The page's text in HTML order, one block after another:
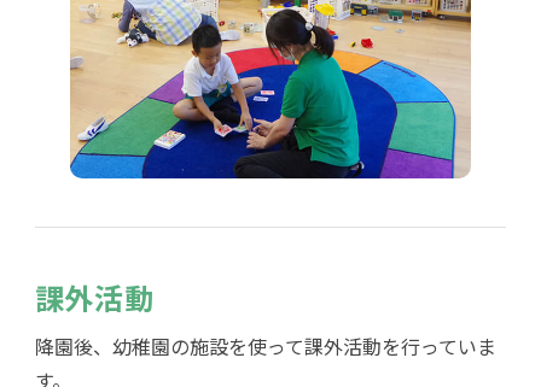
課外活動
降園後、幼稚園の施設を使って課外活動を行っていま
す。